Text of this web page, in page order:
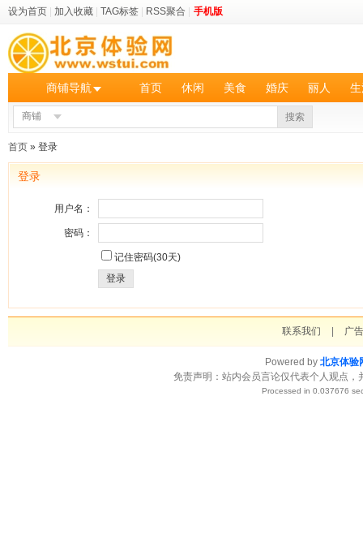
设为首页 加入收藏 TAG标签 RSS聚合 手机版
商铺导航 首页 休闲 美食 婚庆 丽人
商铺 搜索
首页 » 登录
登录
用户名：
密码：
记住密码(30天)
登录
联系我们 广
Powered by 北京体验
免责声明：站内会员言论仅代表个人观点
Processed in 0.037676